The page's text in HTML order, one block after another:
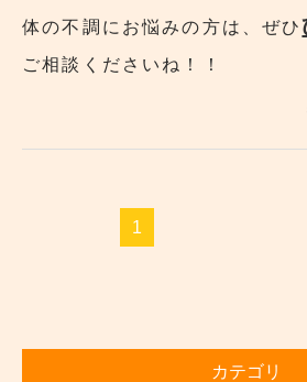
体の不調にお悩みの方は、ぜひ
ご相談くださいね！！
1
カテゴリ